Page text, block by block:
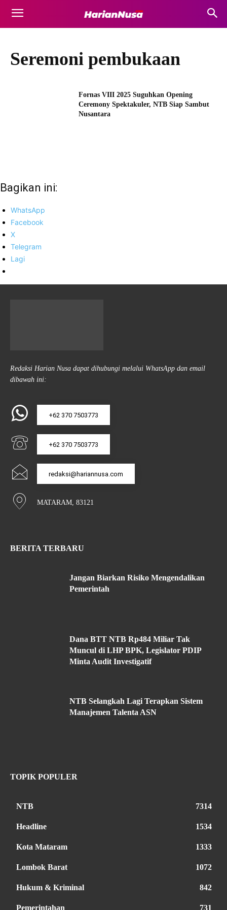
Seremoni pembukaan
Fornas VIII 2025 Suguhkan Opening
Ceremony Spektakuler, NTB Siap Sambut
Nusantara
Bagikan ini:
WhatsApp
Facebook
X
Telegram
Lagi
Redaksi Harian Nusa dapat dihubungi melalui WhatsApp dan email
dibawah ini:
+62 370 7503773
+62 370 7503773
redaksi@hariannusa.com
MATARAM, 83121
BERITA TERBARU
Jangan Biarkan Risiko Mengendalikan
Pemerintah
Dana BTT NTB Rp484 Miliar Tak
Muncul di LHP BPK, Legislator PDIP
Minta Audit Investigatif
NTB Selangkah Lagi Terapkan Sistem
Manajemen Talenta ASN
TOPIK POPULER
NTB 7314
Headline 1534
Kota Mataram 1333
Lombok Barat 1072
Hukum & Kriminal 842
Pemerintahan 731